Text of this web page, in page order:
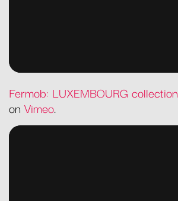
Fermob: LUXEMBOURG collection
on Vimeo.